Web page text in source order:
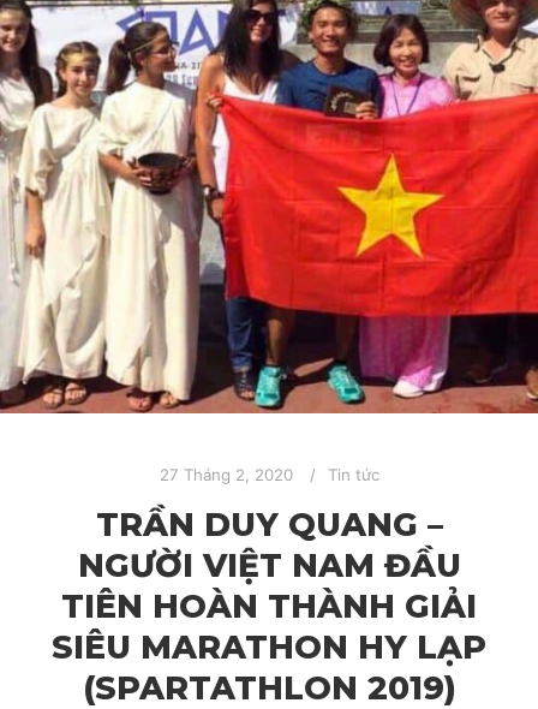
27 Tháng 2, 2020 Tin tức
TRẦN DUY QUANG –
NGƯỜI VIỆT NAM ĐẦU
TIÊN HOÀN THÀNH GIẢI
SIÊU MARATHON HY LẠP
(SPARTATHLON 2019)